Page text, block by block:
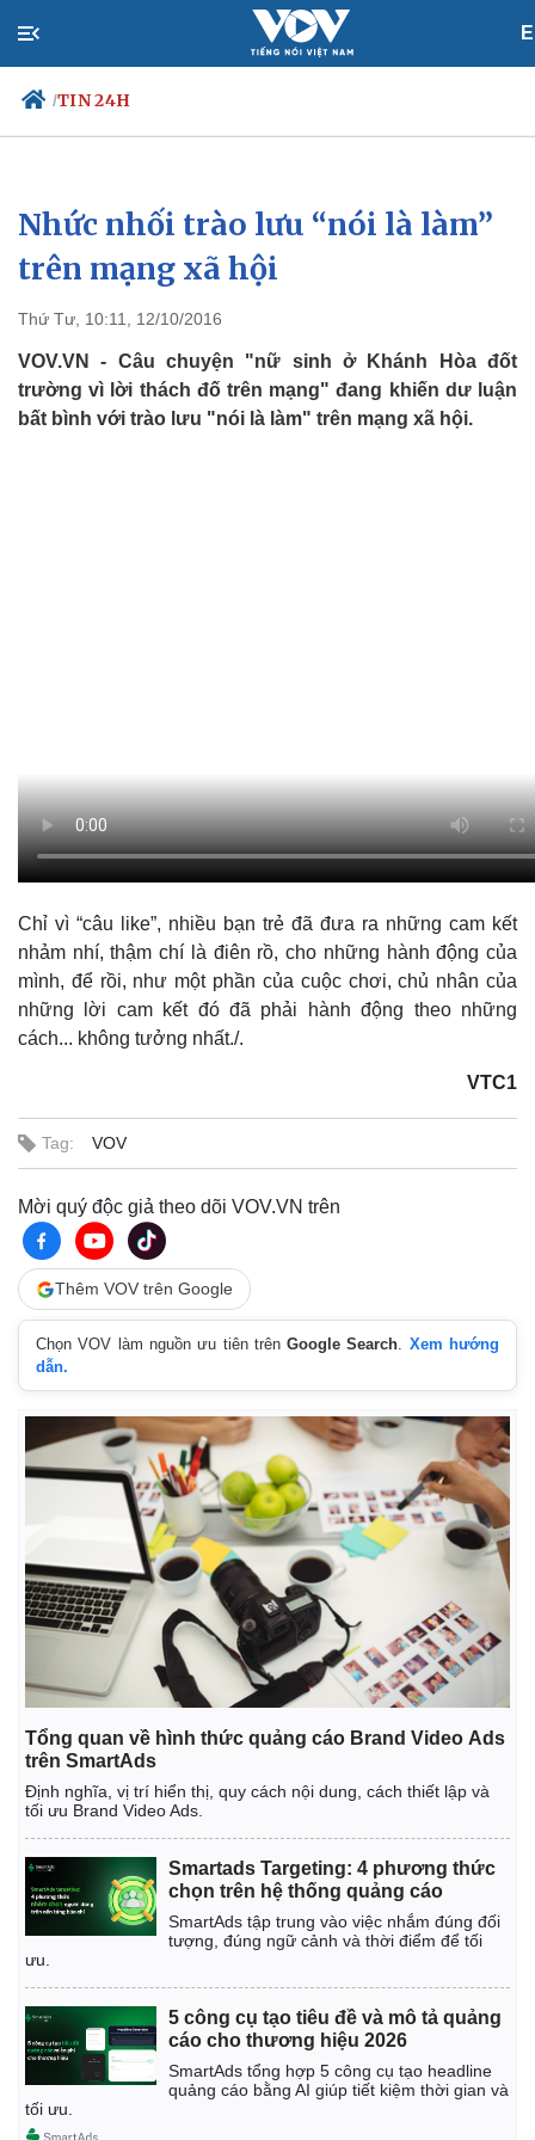
/TIN 24H
Chính trị
Đảng
Tổ chức nhân sự
Nhận diện sự thật
Xã hội
Việc làm
Biển đảo
Thế giới
Quan sát
Multimedia
Video
Infographic
Nhức nhối trào lưu “nói là làm”
trên mạng xã hội
Thứ Tư, 10:11, 12/10/2016
VOV.VN - Câu chuyện "nữ sinh ở Khánh Hòa đốt
trường vì lời thách đố trên mạng" đang khiến dư luận
bất bình với trào lưu "nói là làm" trên mạng xã hội.
Chỉ vì “câu like”, nhiều bạn trẻ đã đưa ra những cam kết
nhảm nhí, thậm chí là điên rồ, cho những hành động của
mình, để rồi, như một phần của cuộc chơi, chủ nhân của
những lời cam kết đó đã phải hành động theo những
cách... không tưởng nhất./.
VTC1
Tag: VOV
Mời quý độc giả theo dõi VOV.VN trên
Thêm VOV trên Google
Chọn VOV làm nguồn ưu tiên trênGoogle Search. Xem hướng
dẫn.
Tổng quan về hình thức quảng cáo Brand Video Ads
trên SmartAds
Định nghĩa, vị trí hiển thị, quy cách nội dung, cách thiết lập và
tối ưu Brand Video Ads.
Smartads Targeting: 4 phương thức
chọn trên hệ thống quảng cáo
SmartAds tập trung vào việc nhắm đúng đối
tượng, đúng ngữ cảnh và thời điểm để tối
ưu.
5 công cụ tạo tiêu đề và mô tả quảng
cáo cho thương hiệu 2026
SmartAds tổng hợp 5 công cụ tạo headline
quảng cáo bằng AI giúp tiết kiệm thời gian và
tối ưu.